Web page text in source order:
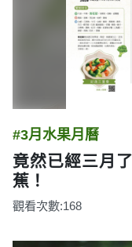
#3月水果月曆
竟然已經三月
蕉！
觀看次數:168